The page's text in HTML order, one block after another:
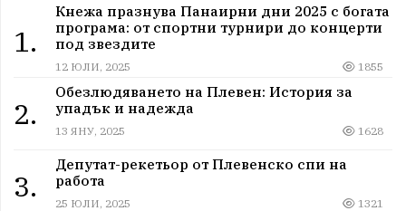
1.
Кнежа празнува Панаирни дни 2025 с богата
програма: от спортни турнири до концерти
под звездите
12 ЮЛИ, 2025 1855
2.
Обезлюдяването на Плевен: История за
упадък и надежда
13 ЯНУ, 2025 1628
3.
Депутат-рекетьор от Плевенско спи на
работа
25 ЮЛИ, 2025 1321